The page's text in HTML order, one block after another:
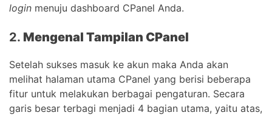
login menuju dashboard CPanel Anda.
2. Mengenal Tampilan CPanel
Setelah sukses masuk ke akun maka Anda akan
melihat halaman utama CPanel yang berisi beberapa
fitur untuk melakukan berbagai pengaturan. Secara
garis besar terbagi menjadi 4 bagian utama, yaitu atas,